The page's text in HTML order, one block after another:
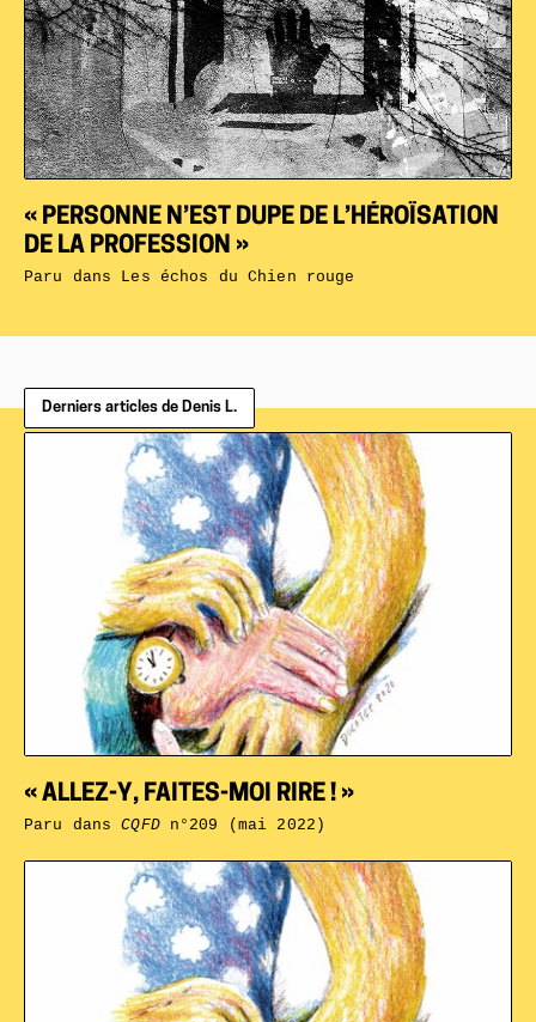
« PERSONNE N’EST DUPE DE L’HÉROÏSATION
DE LA PROFESSION »
Paru dans Les échos du Chien rouge
Derniers articles de Denis L.
« ALLEZ-Y, FAITES-MOI RIRE ! »
Paru dansCQFDn°209 (mai 2022)